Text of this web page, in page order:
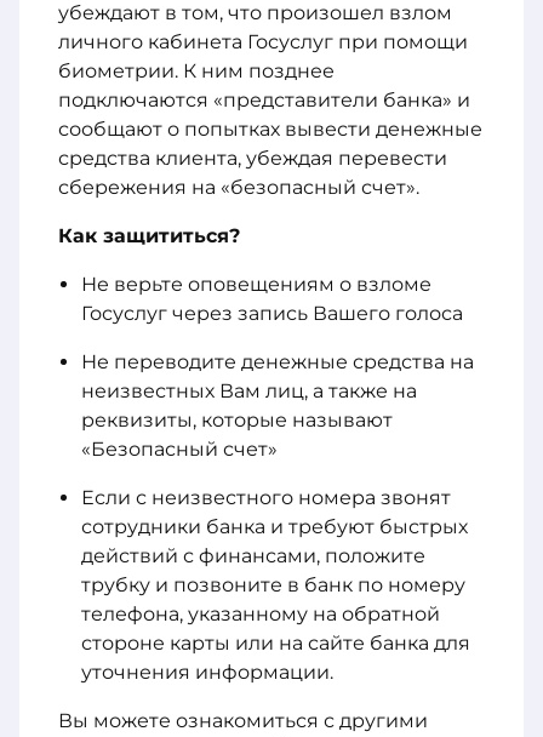
убеждают в том, что произошел взлом
личного кабинета Госуслуг при помощи
биометрии. К ним позднее
подключаются «представители банка» и
сообщают о попытках вывести денежные
средства клиента, убеждая перевести
сбережения на «безопасный счет».
Как защититься?
Не верьте оповещениям о взломе
Госуслуг через запись Вашего голоса
Не переводите денежные средства на
неизвестных Вам лиц, а также на
реквизиты, которые называют
«Безопасный счет»
Если с неизвестного номера звонят
сотрудники банка и требуют быстрых
действий с финансами, положите
трубку и позвоните в банк по номеру
телефона, указанному на обратной
стороне карты или на сайте банка для
уточнения информации.
Вы можете ознакомиться с другими